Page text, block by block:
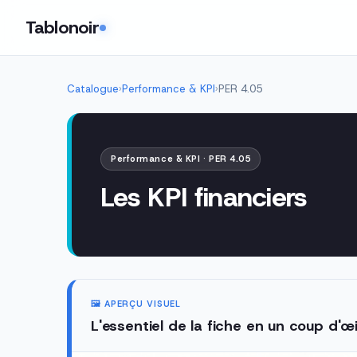
Tablonoir
Catalogue›Performance & KPI›PER 4.05
Performance & KPI · PER 4.05
Les KPI financiers
🖼️ APERÇU VISUEL
L'essentiel de la fiche en un coup